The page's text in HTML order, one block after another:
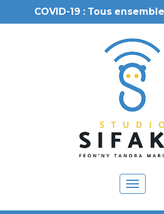
COVID-19 : Tous
Toggle